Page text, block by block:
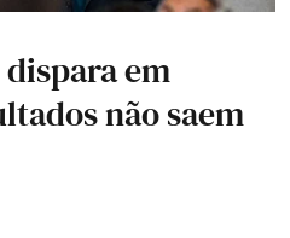
dispara em
não saem